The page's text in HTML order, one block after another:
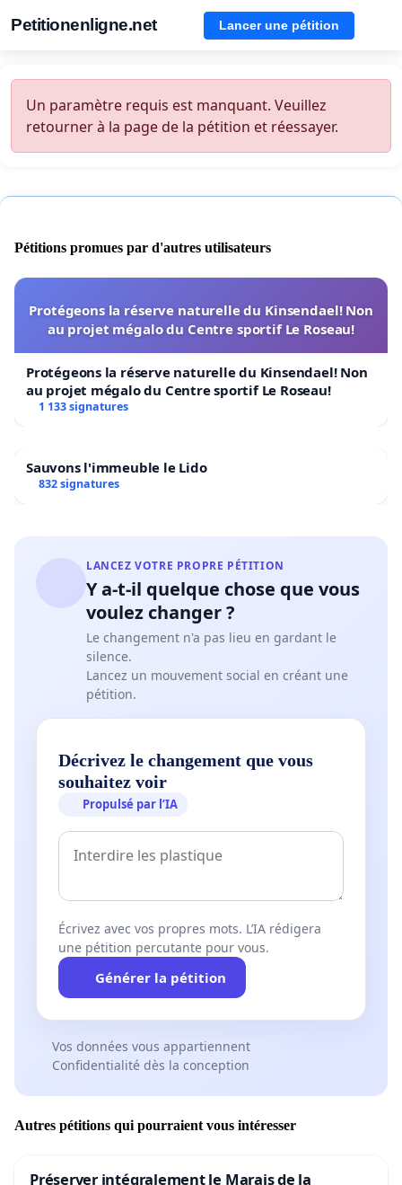
Petitionenligne.net Lancer une pétition
Un paramètre requis est manquant. Veuillez
retourner à la page de la pétition et réessayer.
Pétitions promues par d'autres utilisateurs
Protégeons la réserve naturelle du Kinsendael! Non
au projet mégalo du Centre sportif Le Roseau!
Protégeons la réserve naturelle du Kinsendael! Non
au projet mégalo du Centre sportif Le Roseau!
1 133 signatures
Sauvons l'immeuble le Lido
832 signatures
LANCEZ VOTRE PROPRE PÉTITION
Y a-t-il quelque chose que vous
voulez changer ?
Le changement n'a pas lieu en gardant le
silence.
Lancez un mouvement social en créant une
pétition.
Décrivez le changement que vous
souhaitez voir
Propulsé par l’IA
Écrivez avec vos propres mots. L’IA rédigera
une pétition percutante pour vous.
Générer la pétition
Vos données vous appartiennent
Confidentialité dès la conception
Autres pétitions qui pourraient vous intéresser
Préserver intégralement le Marais de la